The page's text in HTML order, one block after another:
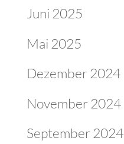
Juni 2025
Mai 2025
Dezember 2024
November 2024
September 2024